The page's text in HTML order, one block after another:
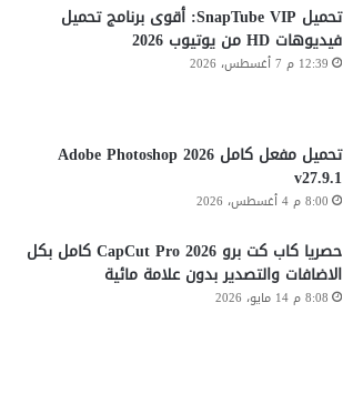
تحميل SnapTube VIP: أقوى برنامج تحميل
فيديوهات HD من يوتيوب 2026
12:39 م 7 أغسطس، 2026
تحميل مفعل كامل Adobe Photoshop 2026
v27.9.1
8:00 م 4 أغسطس، 2026
حصريا كاب كت برو CapCut Pro 2026 كامل بكل
الاضافات والتصدير بدون علامة مائية
8:08 م 14 مايو، 2026